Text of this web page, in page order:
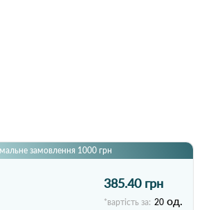
замовлення 1000 грн
385.40 грн
*вартість за: 20 од.